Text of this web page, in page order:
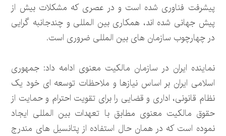
پیشرفت فناوری شده است و در عصری که مشکلات بیش از
پیش جهانی شده اند، همکاری بین المللی و چندجانبه گرایی
در چهارچوب سازمان های بین المللی ضروری است.
نماینده ایران در سازمان مالکیت معنوی ادامه داد: جمهوری
اسلامی ایران بر اساس نیازها و ملاحظات توسعه ای خود یک
نظام قانونی، اداری و قضایی را برای تقویت احترام و حمایت از
حقوق مالکیت معنوی مطابق با تعهدات بین المللی ایجاد
نموده است که در همان حال استفاده از پتانسیل های مندرج